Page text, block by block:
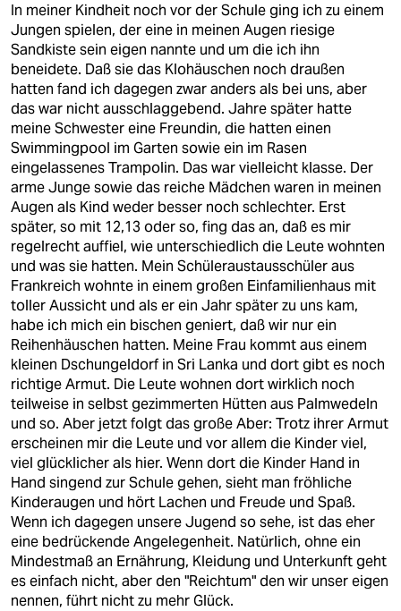
In meiner Kindheit noch vor der Schule ging ich zu einem
Jungen spielen, der eine in meinen Augen riesige
Sandkiste sein eigen nannte und um die ich ihn
beneidete. Daß sie das Klohäuschen noch draußen
hatten fand ich dagegen zwar anders als bei uns, aber
das war nicht ausschlaggebend. Jahre später hatte
meine Schwester eine Freundin, die hatten einen
Swimmingpool im Garten sowie ein im Rasen
eingelassenes Trampolin. Das war vielleicht klasse. Der
arme Junge sowie das reiche Mädchen waren in meinen
Augen als Kind weder besser noch schlechter. Erst
später, so mit 12,13 oder so, fing das an, daß es mir
regelrecht auffiel, wie unterschiedlich die Leute wohnten
und was sie hatten. Mein Schüleraustausschüler aus
Frankreich wohnte in einem großen Einfamilienhaus mit
toller Aussicht und als er ein Jahr später zu uns kam,
habe ich mich ein bischen geniert, daß wir nur ein
Reihenhäuschen hatten. Meine Frau kommt aus einem
kleinen Dschungeldorf in Sri Lanka und dort gibt es noch
richtige Armut. Die Leute wohnen dort wirklich noch
teilweise in selbst gezimmerten Hütten aus Palmwedeln
und so. Aber jetzt folgt das große Aber: Trotz ihrer Armut
erscheinen mir die Leute und vor allem die Kinder viel,
viel glücklicher als hier. Wenn dort die Kinder Hand in
Hand singend zur Schule gehen, sieht man fröhliche
Kinderaugen und hört Lachen und Freude und Spaß.
Wenn ich dagegen unsere Jugend so sehe, ist das eher
eine bedrückende Angelegenheit. Natürlich, ohne ein
Mindestmaß an Ernährung, Kleidung und Unterkunft geht
es einfach nicht, aber den "Reichtum" den wir unser eigen
nennen, führt nicht zu mehr Glück.